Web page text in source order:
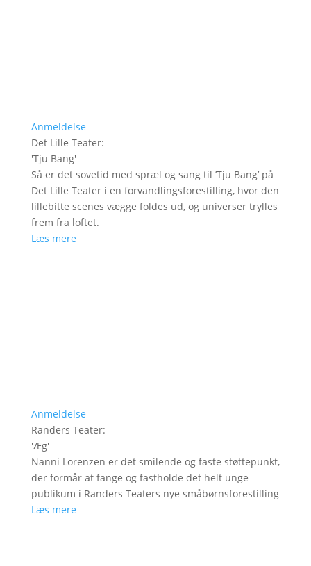
Anmeldelse
Det Lille Teater:
'Tju Bang'
Så er det sovetid med spræl og sang til ’Tju Bang’ på
Det Lille Teater i en forvandlingsforestilling, hvor den
lillebitte scenes vægge foldes ud, og universer trylles
frem fra loftet.
Læs mere
Anmeldelse
Randers Teater:
'Æg'
Nanni Lorenzen er det smilende og faste støttepunkt,
der formår at fange og fastholde det helt unge
publikum i Randers Teaters nye småbørnsforestilling
Læs mere